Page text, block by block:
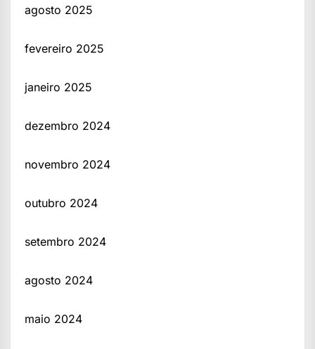
agosto 2025
fevereiro 2025
janeiro 2025
dezembro 2024
novembro 2024
outubro 2024
setembro 2024
agosto 2024
maio 2024